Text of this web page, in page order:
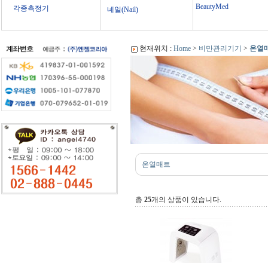
각종측정기
네일(Nail)
BeautyMed
현재위치 : Home > 비만관리기기 > 온열
온열매트
총 25개의 상품이 있습니다.